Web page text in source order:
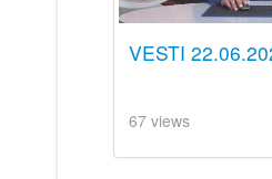
VESTI
67 views